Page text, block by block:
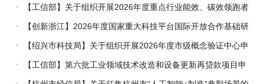
【工信部】关于组织开展2026年度重点行业能效、碳效领跑者
企业推荐工作的通知
【创新浙江】2026年度国家重大科技平台国际开放合作基础研
究专项（试点）项目指南
【绍兴市科技局】关于组织开展2026年度市级概念验证中心申
报工作的通知
【工信部】第六批工业领域技术改造和设备更新再贷款项目申
报工作启动